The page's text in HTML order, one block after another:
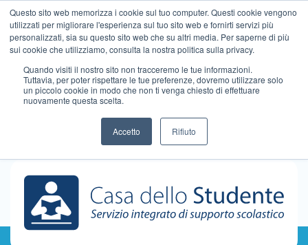
Questo sito web memorizza i cookie sul tuo computer. Questi cookie vengono
utilizzati per migliorare l'esperienza sul tuo sito web e fornirti servizi più
personalizzati, sia su questo sito web che su altri media. Per saperne di più
sui cookie che utilizziamo, consulta la nostra politica sulla privacy.
Quando visiti il ​​nostro sito non tracceremo le tue informazioni.
Tuttavia, per poter rispettare le tue preferenze, dovremo utilizzare solo
un piccolo cookie in modo che non ti venga chiesto di effettuare
nuovamente questa scelta.
Accetto Rifiuto